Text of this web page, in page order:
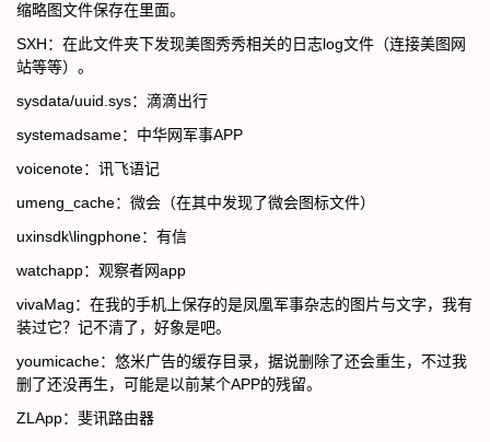
缩略图文件保存在里面。
SXH：在此文件夹下发现美图秀秀相关的日志log文件（连接美图网
站等等）。
sysdata/uuid.sys：滴滴出行
systemadsame：中华网军事APP
voicenote：讯飞语记
umeng_cache：微会（在其中发现了微会图标文件）
uxinsdk\lingphone：有信
watchapp：观察者网app
vivaMag：在我的手机上保存的是凤凰军事杂志的图片与文字，我有
装过它？记不清了，好象是吧。
youmicache：悠米广告的缓存目录，据说删除了还会重生，不过我
删了还没再生，可能是以前某个APP的残留。
ZLApp：斐讯路由器